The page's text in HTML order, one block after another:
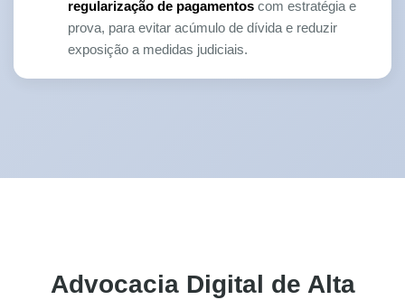
regularização de pagamentos com estratégia e
prova, para evitar acúmulo de dívida e reduzir
exposição a medidas judiciais.
Advocacia Digital de Alta